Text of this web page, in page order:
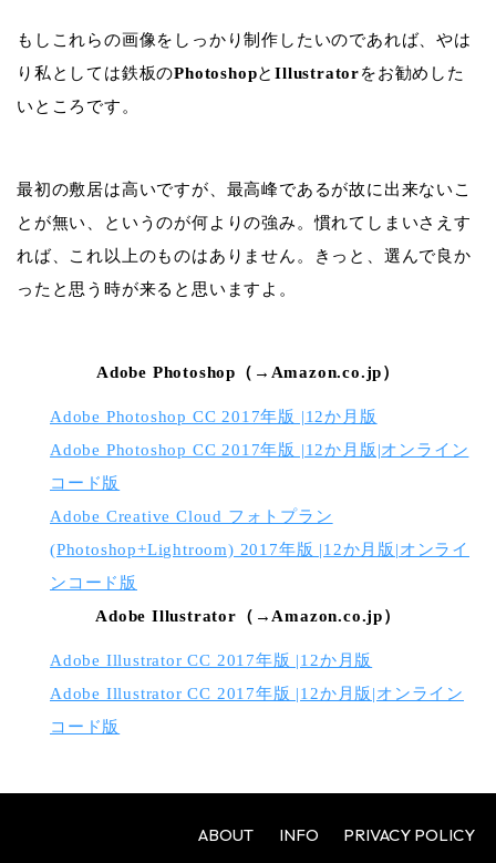
もしこれらの画像をしっかり制作したいのであれば、やは
り私としては鉄板のPhotoshopとIllustratorをお勧めした
いところです。
最初の敷居は高いですが、最高峰であるが故に出来ないこ
とが無い、というのが何よりの強み。慣れてしまいさえす
れば、これ以上のものはありません。きっと、選んで良か
ったと思う時が来ると思いますよ。
Adobe Photoshop（→Amazon.co.jp）
Adobe Photoshop CC 2017年版 |12か月版
Adobe Photoshop CC 2017年版 |12か月版|オンライン
コード版
Adobe Creative Cloud フォトプラン
(Photoshop+Lightroom) 2017年版 |12か月版|オンライ
ンコード版
Adobe Illustrator（→Amazon.co.jp）
Adobe Illustrator CC 2017年版 |12か月版
Adobe Illustrator CC 2017年版 |12か月版|オンライン
コード版
ABOUT INFO PRIVACY POLICY